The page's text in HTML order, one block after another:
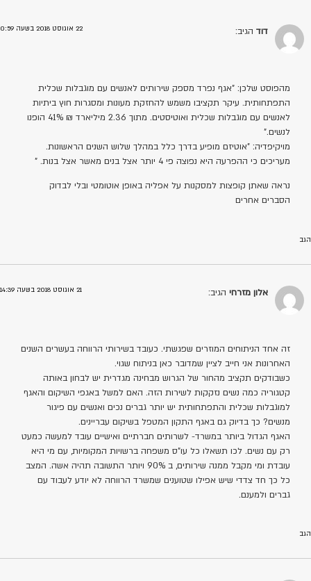
דוד הגיב: 22 אוגוסט 2018 בשעה 0:59
מהפוסט שלכן: "אגף נפרד מספק שירותים לאנשים עם מוגבלות שכלית
התפתחותית. עיקר תקציבו משמש להחזקת מעונות ומסגרות חוץ ביתיות
לאנשים עם מוגבלות שכלית ואוטיסטים. מתוך 2.36 מיליארד ₪ 41% הופנו
לנשים."
מויקיפדיה: "אוטיזם מופיע בדרך כלל במהלך שלוש השנים הראשונות.
מעריכים כי ההפרעה היא נפוצה פי 4 יותר אצל בנים מאשר אצל בנות. "
נראה שאתן קופצות למסקנות על אפליה באופן אוטומטי ובלי לבדוק
הסברים אחרים
הגב
אלון מזרחי הגיב: 21 אוגוסט 2018 בשעה 14:39
זה אחד הניתוחים המוזרים שפגשתי. כעובד בשירותי הרווחה בעשרים השנים
האחרונות אני חייב לציין שמדובר כאן בניתוח שגוי.
כשבודקים תקציב מהחור של הגרוש מבחינה מגדרית יש לבחון באותה
קטגוריה כמה נשים נזקקות לשירות הזה. האם למשל באגפי השיקום והאגף
למוגבלות שכלית והתפתחותית יש יותר גברים נכים ואנשים עם פיגור
מנשים? כך בדיוק גם באגף התקון המטפל בשיקום עבריינים.
האגף הגדול ביותר במשרד- לשרותים חברתיים ואישיים עובד למעשה כמעט
רק עם נשים. לכו תשאלו כל עו"ס משפחה ברשויות המקומיות, עם מי היא
עובדת ומי מקבל ממנה שירותים, ב 90% ויותר התשובה תהיה אשה. המצב
כל כך חד צדדי שיש אפילו שטוענים שמשרד הרווחה לא יודע לעבוד עם
גברים ולמענם.
הגב